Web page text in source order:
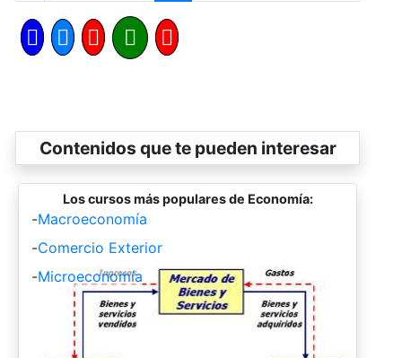
Contenidos que te pueden interesar
Los cursos más populares de Economía:
-Macroeconomía
-Comercio Exterior
-Microeconomía